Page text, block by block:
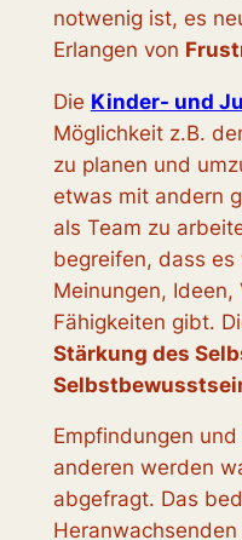
notwenig ist, es
Erlangen von
Die Kinder- und
Möglichkeit z.B.
zu planen und
etwas mit andern
als Team zu
begreifen, dass es
Meinungen, Ideen,
Fähigkeiten gibt.
Stärkung des
Empfindungen
anderen werden
abgefragt. Das
Heranwachsenden